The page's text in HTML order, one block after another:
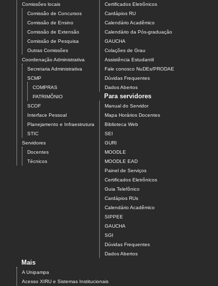
Comissões locais
Comissão de Concursos
Comissão de Ensino
Comissão de Extensão
Comissão de Pesquisa
Outras Comissões
Coordenação Administrativa
Secretaria Administrativa
SCMP
COMPRAS
PATRIMÔNIO
SCOF
Interface Pessoal
Planejamento e Infraestrutura
STIC
Servidores
Docentes
Técnicos
Certificados Eletrônicos
Cardápios RU
Calendário Acadêmico
Calendário da Pós-graduação
GAUCHA
Colações de Grau
Assistência Estudantil
Fale conosco NuDEs/PRODAE
Dúvidas Frequentes
Dados Abertos
Para servidores
Manual do Servidor
Mapa Horários Docentes
Biblioteca Web
SEI
GURI
MOODLE
MOODLE EAD
Painel de Serviços
Certificados Eletrônicos
Guia Telefônico
Cardápios RUs
Calendário Acadêmico
SIPPEE
GAUCHA
SGI
Dúvidas Frequentes
Dados Abertos
Mais
A Unipampa
Acesso XIRU e Sistemas Institucionais